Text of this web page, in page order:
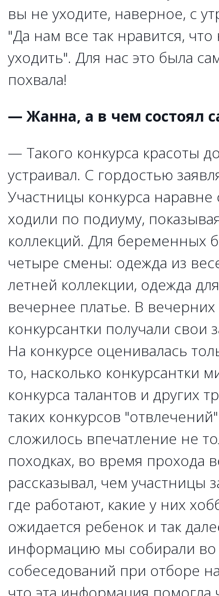
вы не уходите, наверное, с
"Да нам все так нравится, что
уходить". Для нас это была
похвала!
— Жанна, а в чем состоял
— Такого конкурса красоты
устраивал. С гордостью
Участницы конкурса
ходили по подиуму,
коллекций. Для беременных
четыре смены: одежда из
летней коллекции, одежда
вечернее платье. В вечерних
конкурсантки получали
На конкурсе оценивалась
то, насколько конкурсантки
конкурса талантов и других
таких конкурсов
сложилось впечатление не
походках, во время прохода
рассказывал, чем участницы
где работают, какие у них
ожидается ребенок и так
информацию мы собирали
собеседований при отборе